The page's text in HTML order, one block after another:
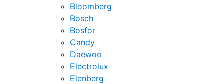
Bloomberg
Bosch
Bosfor
Candy
Daewoo
Electrolux
Elenberg